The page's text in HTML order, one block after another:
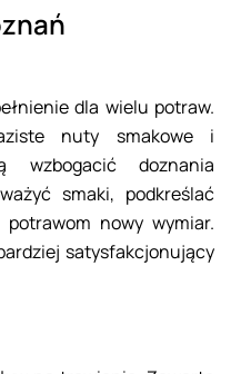
dla wielu potraw.
nuty smakowe i
wzbogacić doznania
smaki, podkreślać
nowy wymiar.
satysfakcjonujący